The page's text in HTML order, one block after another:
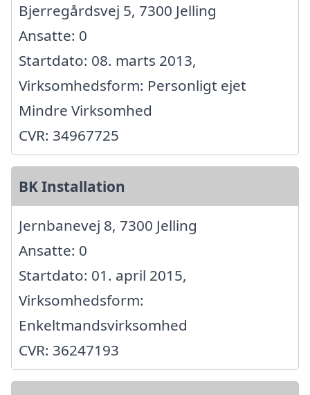
Bjerregårdsvej 5, 7300 Jelling
Ansatte: 0
Startdato: 08. marts 2013,
Virksomhedsform: Personligt ejet
Mindre Virksomhed
CVR: 34967725
BK Installation
Jernbanevej 8, 7300 Jelling
Ansatte: 0
Startdato: 01. april 2015,
Virksomhedsform:
Enkeltmandsvirksomhed
CVR: 36247193